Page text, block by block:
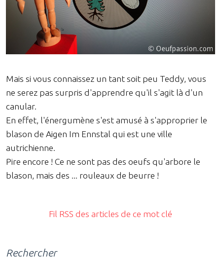
Mais si vous connaissez un tant soit peu Teddy, vous
ne serez pas surpris d'apprendre qu'il s'agit là d'un
canular.
En effet, l'énergumène s'est amusé à s'approprier le
blason de Aigen Im Ennstal qui est une ville
autrichienne.
Pire encore ! Ce ne sont pas des oeufs qu'arbore le
blason, mais des ... rouleaux de beurre !
Fil RSS des articles de ce mot clé
Rechercher